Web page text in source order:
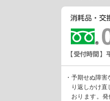
・予期せぬ障
り返しかけ直
おります。